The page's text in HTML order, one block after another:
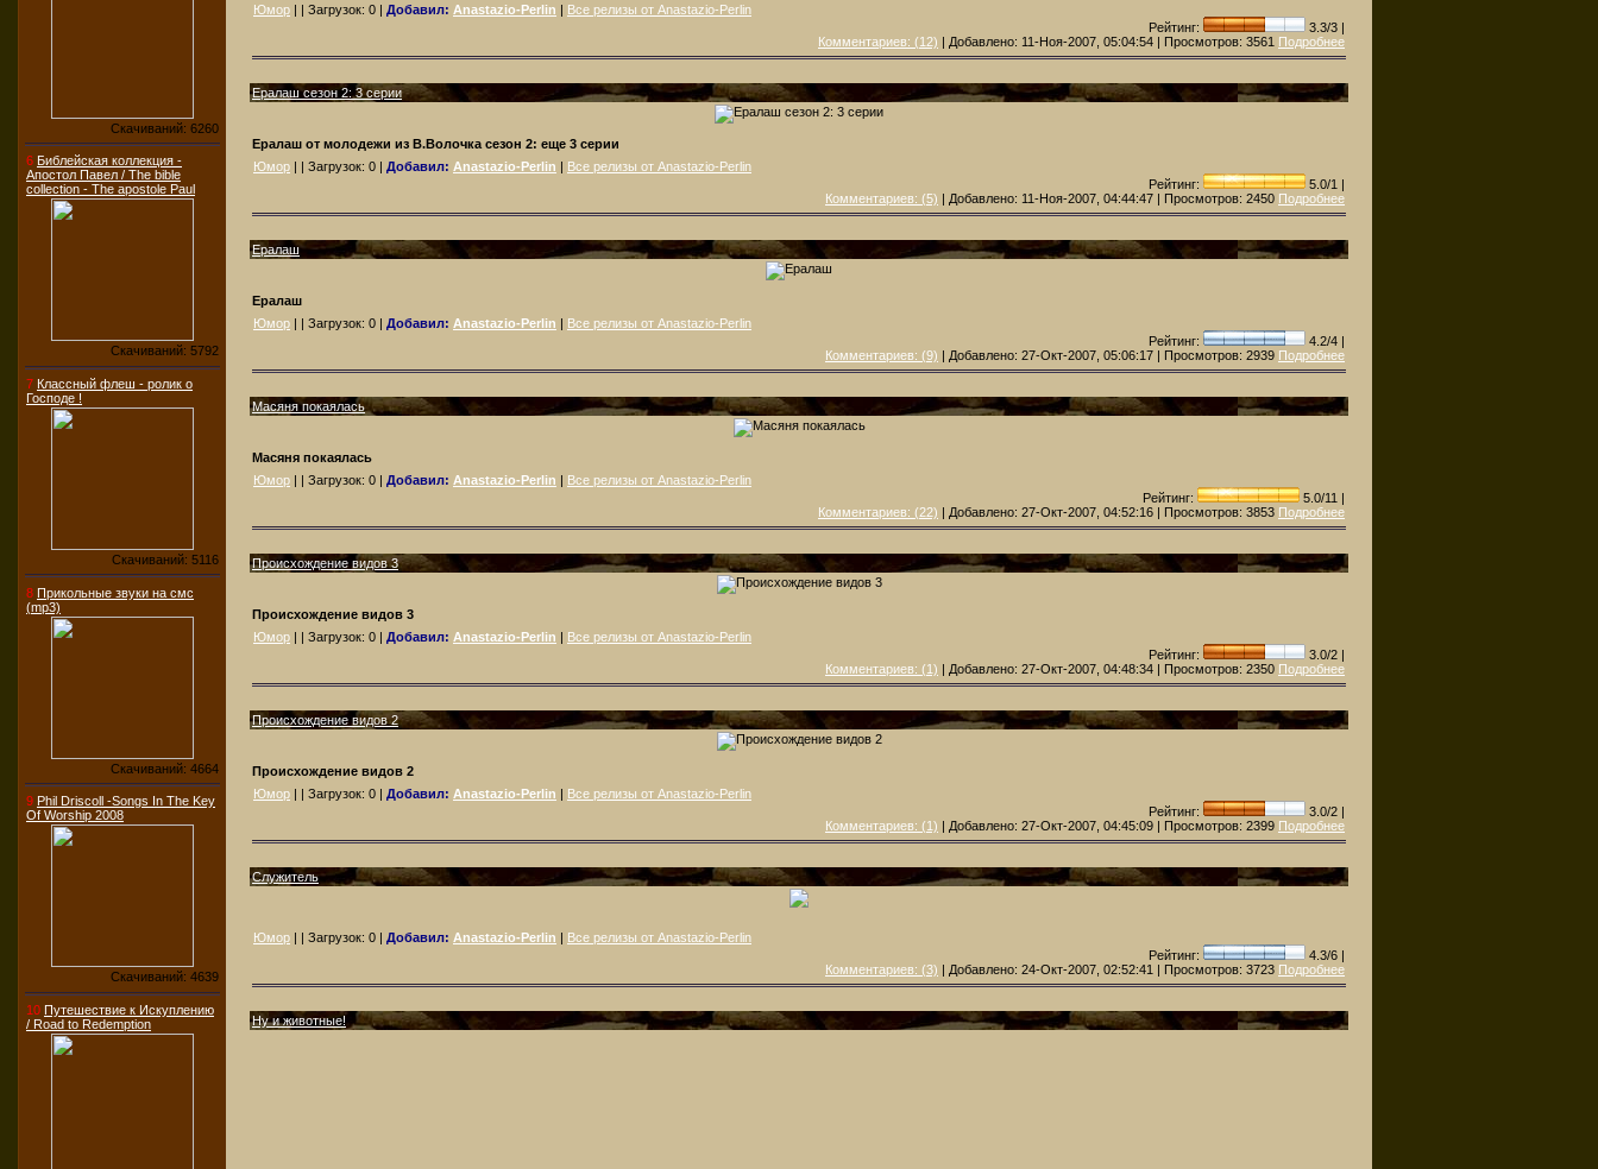
Скачиваний: 6260
6 Библейская коллекция -
Апостол Павел / The bible
collection - The apostole Paul
Скачиваний: 5792
7 Классный флеш - ролик о
Господе !
Скачиваний: 5116
8 Прикольные звуки на смс
(mp3)
Скачиваний: 4664
9 Phil Driscoll -Songs In The Key
Of Worship 2008
Скачиваний: 4639
10 Путешествие к Искуплению
/ Road to Redemption
Юмор | | Загрузок: 0 | Добавил: Anastazio-Perlin | Все релизы от Anastazio-Perlin
Рейтинг:
3.3/3 |
Комментариев: (12) | Добавлено: 11-Ноя-2007, 05:04:54 | Просмотров: 3561 Подробнее
Ералаш сезон 2: 3 серии
Ералаш от молодежи из В.Волочка сезон 2: еще 3 серии
Юмор | | Загрузок: 0 | Добавил: Anastazio-Perlin | Все релизы от Anastazio-Perlin
Рейтинг:
5.0/1 |
Комментариев: (5) | Добавлено: 11-Ноя-2007, 04:44:47 | Просмотров: 2450 Подробнее
Ералаш
Ералаш
Юмор | | Загрузок: 0 | Добавил: Anastazio-Perlin | Все релизы от Anastazio-Perlin
Рейтинг:
4.2/4 |
Комментариев: (9) | Добавлено: 27-Окт-2007, 05:06:17 | Просмотров: 2939 Подробнее
Масяня покаялась
Масяня покаялась
Юмор | | Загрузок: 0 | Добавил: Anastazio-Perlin | Все релизы от Anastazio-Perlin
Рейтинг:
5.0/11 |
Комментариев: (22) | Добавлено: 27-Окт-2007, 04:52:16 | Просмотров: 3853 Подробнее
Происхождение видов 3
Происхождение видов 3
Юмор | | Загрузок: 0 | Добавил: Anastazio-Perlin | Все релизы от Anastazio-Perlin
Рейтинг:
3.0/2 |
Комментариев: (1) | Добавлено: 27-Окт-2007, 04:48:34 | Просмотров: 2350 Подробнее
Происхождение видов 2
Происхождение видов 2
Юмор | | Загрузок: 0 | Добавил: Anastazio-Perlin | Все релизы от Anastazio-Perlin
Рейтинг:
3.0/2 |
Комментариев: (1) | Добавлено: 27-Окт-2007, 04:45:09 | Просмотров: 2399 Подробнее
Служитель
Юмор | | Загрузок: 0 | Добавил: Anastazio-Perlin | Все релизы от Anastazio-Perlin
Рейтинг:
4.3/6 |
Комментариев: (3) | Добавлено: 24-Окт-2007, 02:52:41 | Просмотров: 3723 Подробнее
Ну и животные!